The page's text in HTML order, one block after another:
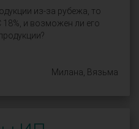
из-за рубежа, то
18%, и возможен ли его
Милана, Вязьма